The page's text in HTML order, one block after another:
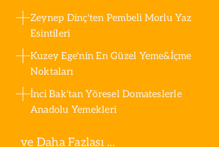
Zeynep Dinç'ten Pembeli Morlu Yaz
Esintileri
Kuzey Ege'nin En Güzel Yeme&İçme
Noktaları
İnci Bak'tan Yöresel Domateslerle
Anadolu Yemekleri
ve Daha Fazlası ...